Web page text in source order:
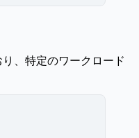
、特定のワークロード